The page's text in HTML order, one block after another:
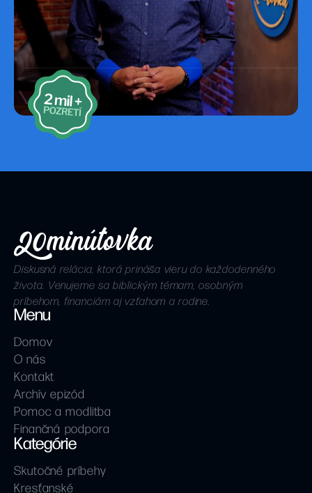
Diskusná relácia, ktorá prináša vieru do každodenného
života. Venujeme sa biblickým témam, osobným
príbehom, financiám aj vzťahom a rodine.
Menu
Domov
O nás
Kontakt
Archív epizód
Pomoc a modlitba
Finančná podpora
Kategórie
Skutočné príbehy
Kresťanské